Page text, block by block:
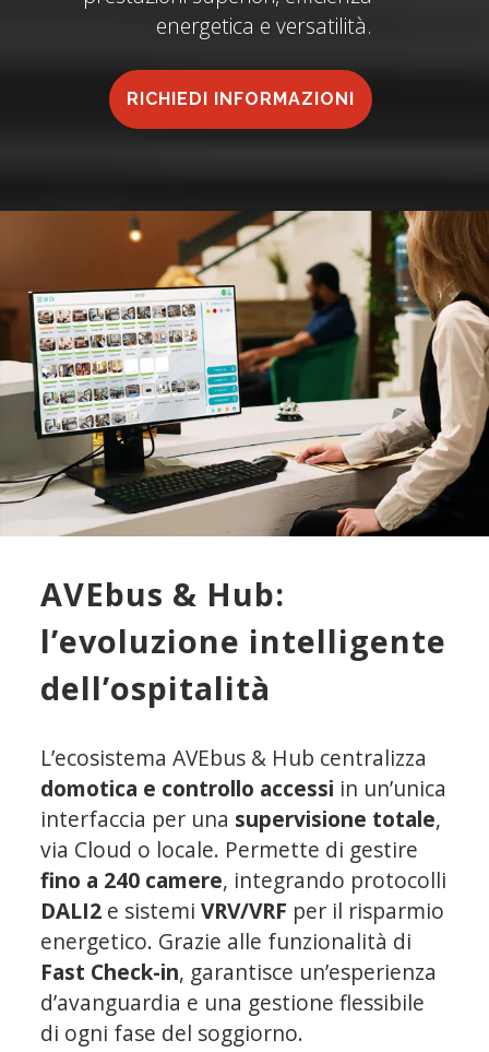
energetica e versatilità.
RICHIEDI INFORMAZIONI
AVEbus & Hub:
l’evoluzione intelligente
dell’ospitalità
L’ecosistema AVEbus & Hub centralizza
domotica e controllo accessi in un’unica
interfaccia per una supervisione totale,
via Cloud o locale. Permette di gestire
fino a 240 camere, integrando protocolli
DALI2 e sistemiVRV/VRF per il risparmio
energetico. Grazie alle funzionalità di
Fast Check-in, garantisce un’esperienza
d’avanguardia e una gestione flessibile
di ogni fase del soggiorno.